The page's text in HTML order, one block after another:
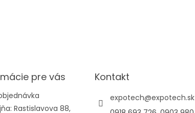
pre vás
Rastislavova 88,
Kontakt
expotech@expotech.sk